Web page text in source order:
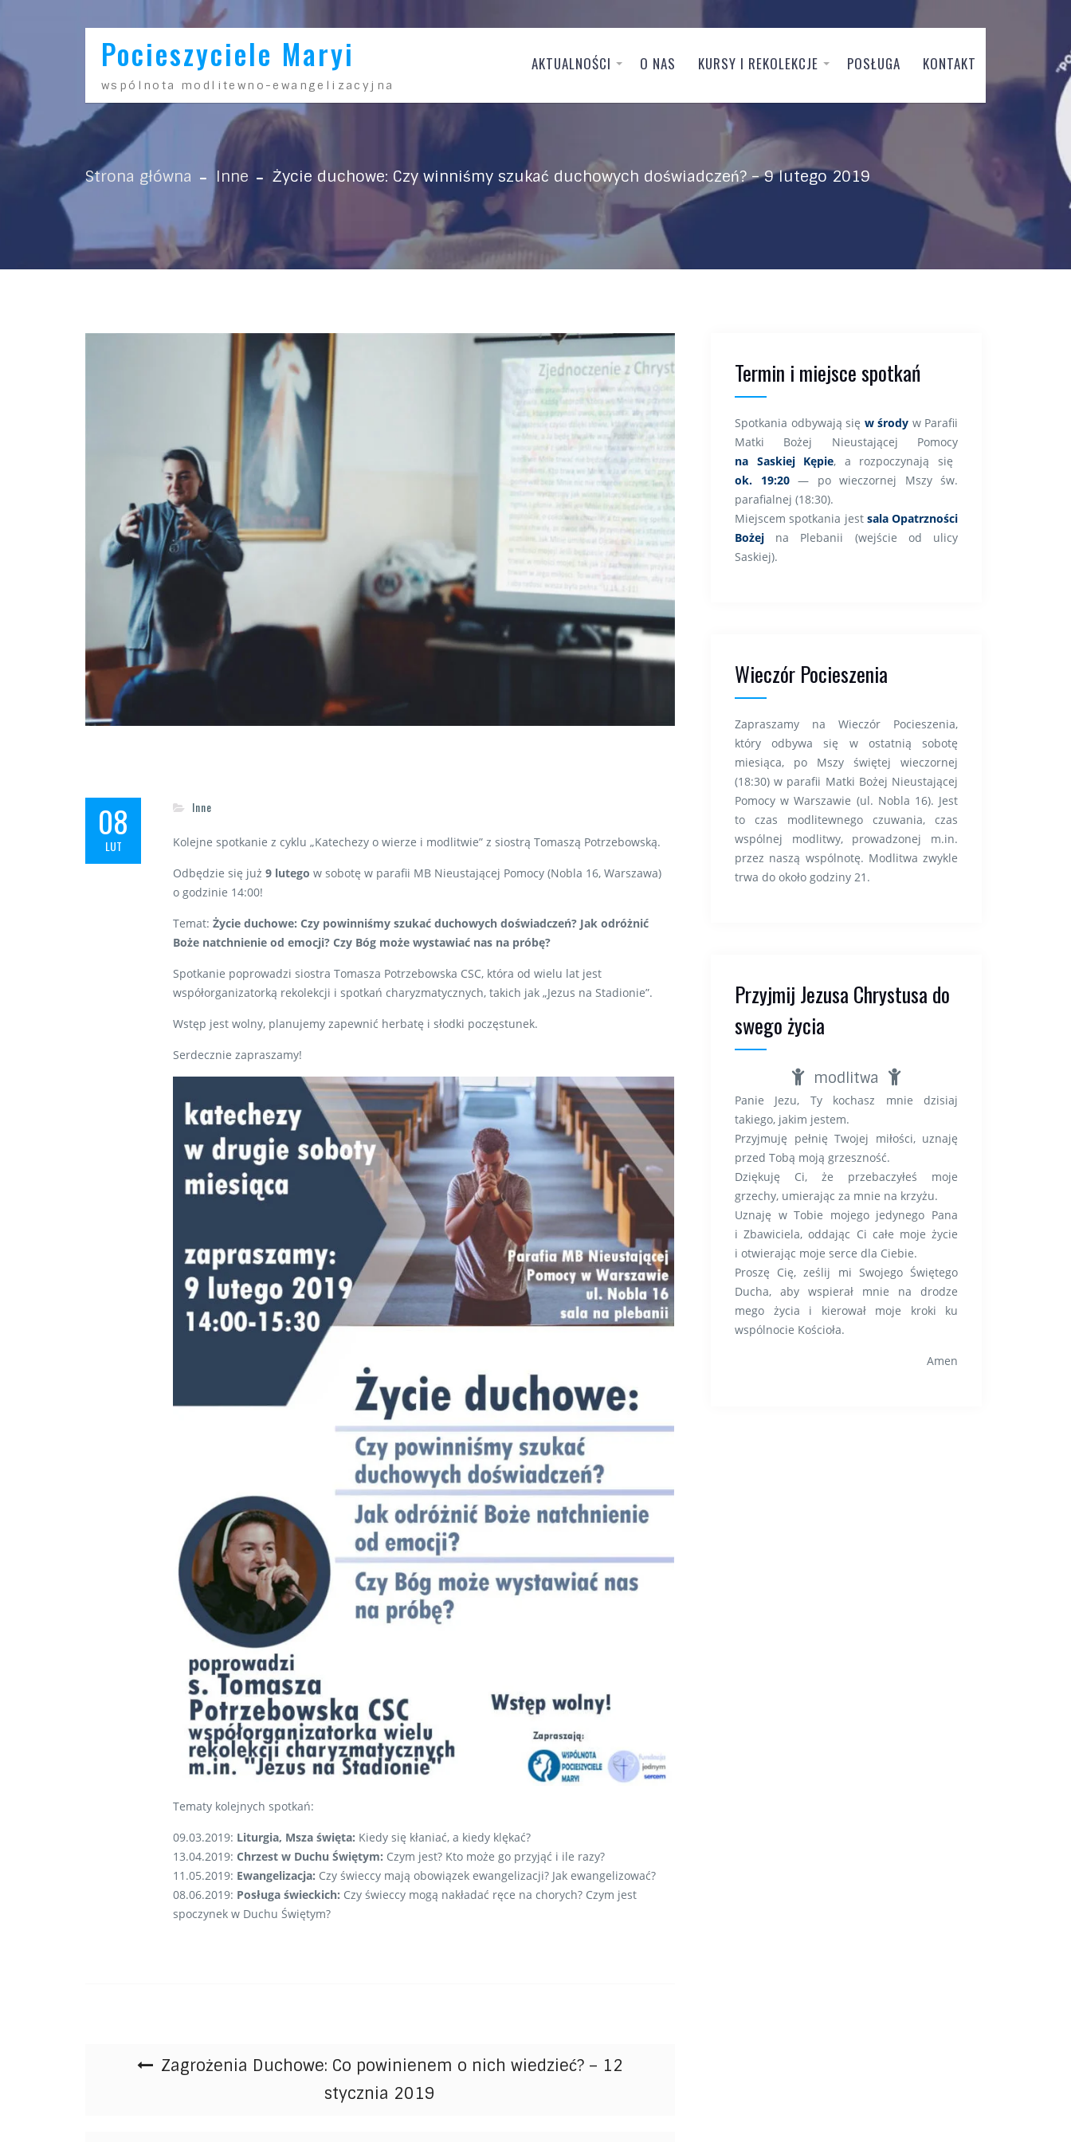
Pocieszyciele Maryi
wspólnota modlitewno-ewangelizacyjna
AKTUALNOŚCI O NAS KURSY I REKOLEKCJE POSŁUGA KONTAKT
Strona główna Inne Życie duchowe: Czy winniśmy szukać duchowych doświadczeń? – 9 lutego 2019
08
LUT
Inne
Kolejne spotkanie z cyklu „Katechezy o wierze i modlitwie” z siostrą Tomaszą Potrzebowską.
Odbędzie się już 9 lutego w sobotę w parafii MB Nieustającej Pomocy (Nobla 16, Warszawa)
o godzinie 14:00!
Temat: Życie duchowe: Czy powinniśmy szukać duchowych doświadczeń? Jak odróżnić
Boże natchnienie od emocji? Czy Bóg może wystawiać nas na próbę?
Spotkanie poprowadzi siostra Tomasza Potrzebowska CSC, która od wielu lat jest
współorganizatorką rekolekcji i spotkań charyzmatycznych, takich jak „Jezus na Stadionie”.
Wstęp jest wolny, planujemy zapewnić herbatę i słodki poczęstunek.
Serdecznie zapraszamy!
Tematy kolejnych spotkań:
09.03.2019: Liturgia, Msza święta: Kiedy się kłaniać, a kiedy klękać?
13.04.2019: Chrzest w Duchu Świętym: Czym jest? Kto może go przyjąć i ile razy?
11.05.2019: Ewangelizacja: Czy świeccy mają obowiązek ewangelizacji? Jak ewangelizować?
08.06.2019: Posługa świeckich: Czy świeccy mogą nakładać ręce na chorych? Czym jest
spoczynek w Duchu Świętym?
Zagrożenia Duchowe: Co powinienem o nich wiedzieć? – 12
stycznia 2019
Termin i miejsce spotkań
Spotkania odbywają się w środy w Parafii
Matki Bożej Nieustającej Pomocy
na Saskiej Kępie, a rozpoczynają się
ok. 19:20— po wieczornej Mszy św.
parafialnej (18:30).
Miejscem spotkania jest sala Opatrzności
Bożej na Plebanii (wejście od ulicy
Saskiej).
Wieczór Pocieszenia
Zapraszamy na Wieczór Pocieszenia,
który odbywa się w ostatnią sobotę
miesiąca, po Mszy świętej wieczornej
(18:30) w parafii Matki Bożej Nieustającej
Pomocy w Warszawie (ul. Nobla 16). Jest
to czas modlitewnego czuwania, czas
wspólnej modlitwy, prowadzonej m.in.
przez naszą wspólnotę. Modlitwa zwykle
trwa do około godziny 21.
Przyjmij Jezusa Chrystusa do
swego życia
modlitwa
Panie Jezu, Ty kochasz mnie dzisiaj
takiego, jakim jestem.
Przyjmuję pełnię Twojej miłości, uznaję
przed Tobą moją grzeszność.
Dziękuję Ci, że przebaczyłeś moje
grzechy, umierając za mnie na krzyżu.
Uznaję w Tobie mojego jedynego Pana
i Zbawiciela, oddając Ci całe moje życie
i otwierając moje serce dla Ciebie.
Proszę Cię, ześlij mi Swojego Świętego
Ducha, aby wspierał mnie na drodze
mego życia i kierował moje kroki ku
wspólnocie Kościoła.
Amen